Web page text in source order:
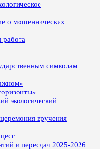
о мошеннических
работа
символам
экологический
вручения
и пересдач 2025-2026